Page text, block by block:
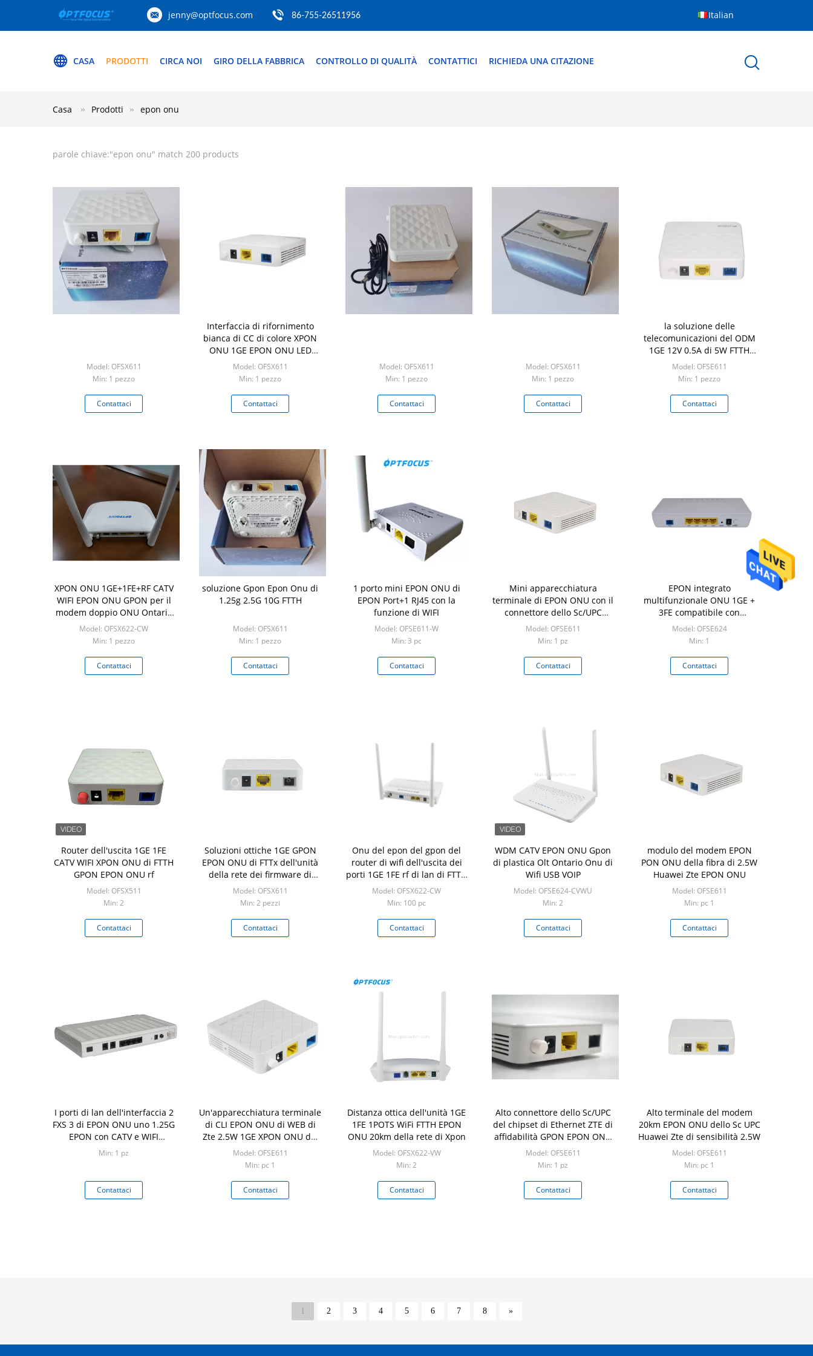
jenny@optfocus.com 86-755-26511956 Italian
CASA PRODOTTI CIRCA NOI GIRO DELLA FABBRICA CONTROLLO DI QUALITÀ CONTATTICI RICHIEDA UNA CITAZIONE
Casa Prodotti epon onu
parole chiave:"epon onu" match 200 products
Model: OFSX611
Min: 1 pezzo
Contattaci
Interfaccia di rifornimento
bianca di CC di colore XPON
ONU 1GE EPON ONU LED
Indicador 12V 0.5A
Model: OFSX611
Min: 1 pezzo
Contattaci
Model: OFSX611
Min: 1 pezzo
Contattaci
Model: OFSX611
Min: 1 pezzo
Contattaci
la soluzione delle
telecomunicazioni del ODM
1GE 12V 0.5A di 5W FTTH
EPON ONU stessi gradisce
HG8010H
Model: OFSE611
Min: 1 pezzo
Contattaci
XPON ONU 1GE+1FE+RF CATV
WIFI EPON ONU GPON per il
modem doppio ONU Ontario
Huawei compatibile MA5600
Model: OFSX622-CW
Min: 1 pezzo
Contattaci
soluzione Gpon Epon Onu di
1.25g 2.5G 10G FTTH
Model: OFSX611
Min: 1 pezzo
Contattaci
1 porto mini EPON ONU di
EPON Port+1 RJ45 con la
funzione di WIFI
Model: OFSE611-W
Min: 3 pc
Contattaci
Mini apparecchiatura
terminale di EPON ONU con il
connettore dello Sc/UPC
dell'interfaccia del chipset 1
EPON di ZTE
Model: OFSE611
Min: 1 pz
Contattaci
EPON integrato
multifunzionale ONU 1GE +
3FE compatibile con
Fiberhome OLT
Model: OFSE624
Min: 1
Contattaci
Router dell'uscita 1GE 1FE
CATV WIFI XPON ONU di FTTH
GPON EPON ONU rf
Model: OFSX511
Min: 2
Contattaci
Soluzioni ottiche 1GE GPON
EPON ONU di FTTx dell'unità
della rete dei firmware di
Englished
Model: OFSX611
Min: 2 pezzi
Contattaci
Onu del epon del gpon del
router di wifi dell'uscita dei
porti 1GE 1FE rf di lan di FTTH
2
Model: OFSX622-CW
Min: 100 pc
Contattaci
WDM CATV EPON ONU Gpon
di plastica Olt Ontario Onu di
Wifi USB VOIP
Model: OFSE624-CVWU
Min: 2
Contattaci
modulo del modem EPON
PON ONU della fibra di 2.5W
Huawei Zte EPON ONU
Model: OFSE611
Min: pc 1
Contattaci
I porti di lan dell'interfaccia 2
FXS 3 di EPON ONU uno 1.25G
EPON con CATV e WIFI
funzionano
Min: 1 pz
Contattaci
Un'apparecchiatura terminale
di CLI EPON ONU di WEB di
Zte 2.5W 1GE XPON ONU del
porto
Model: OFSE611
Min: pc 1
Contattaci
Distanza ottica dell'unità 1GE
1FE 1POTS WiFi FTTH EPON
ONU 20km della rete di Xpon
Model: OFSX622-VW
Min: 2
Contattaci
Alto connettore dello Sc/UPC
del chipset di Ethernet ZTE di
affidabilità GPON EPON ONU
1GE
Model: OFSE611
Min: 1 pz
Contattaci
Alto terminale del modem
20km EPON ONU dello Sc UPC
Huawei Zte di sensibilità 2.5W
Model: OFSE611
Min: pc 1
Contattaci
1 2 3 4 5 6 7 8 »